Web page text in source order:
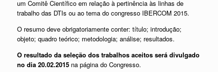
um Comitê Científico em relação à pertinência às linhas de
trabalho das DTIs ou ao tema do congresso IBERCOM 2015.
O resumo deve obrigatoriamente conter: título; introdução;
objeto; quadro teórico; metodologia; análise; resultados.
O resultado da seleção dos trabalhos aceitos será divulgado
no dia 20.02.2015 na página do Congresso.